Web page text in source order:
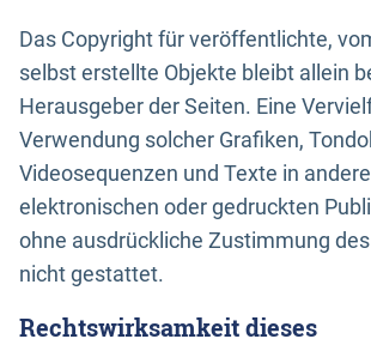
Das Copyright für veröffentlichte,
selbst erstellte Objekte bleibt allein
Herausgeber der Seiten. Eine
Verwendung solcher Grafiken,
Videosequenzen und Texte in
elektronischen oder gedruckten
ohne ausdrückliche Zustimmung
nicht gestattet.
Rechtswirksamkeit dieses